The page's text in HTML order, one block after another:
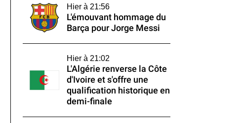
Hier à 21:56
L'émouvant hommage du
Barça pour Jorge Messi
Hier à 21:02
L'Algérie renverse la Côte
d'Ivoire et s'offre une
qualification historique en
demi-finale